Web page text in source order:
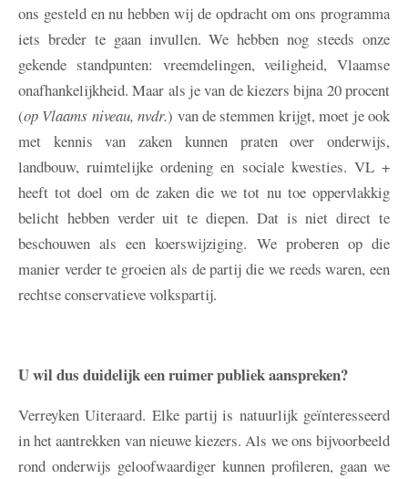
ons gesteld en nu hebben wij de opdracht om ons programma
iets breder te gaan invullen. We hebben nog steeds onze
gekende standpunten: vreemdelingen, veiligheid, Vlaamse
onafhankelijkheid. Maar als je van de kiezers bijna 20 procent
(op Vlaams niveau, nvdr.) van de stemmen krijgt, moet je ook
met kennis van zaken kunnen praten over onderwijs,
landbouw, ruimtelijke ordening en sociale kwesties. VL +
heeft tot doel om de zaken die we tot nu toe oppervlakkig
belicht hebben verder uit te diepen. Dat is niet direct te
beschouwen als een koerswijziging. We proberen op die
manier verder te groeien als de partij die we reeds waren, een
rechtse conservatieve volkspartij.
U wil dus duidelijk een ruimer publiek aanspreken?
Verreyken Uiteraard. Elke partij is natuurlijk geïnteresseerd
in het aantrekken van nieuwe kiezers. Als we ons bijvoorbeeld
rond onderwijs geloofwaardiger kunnen profileren, gaan we